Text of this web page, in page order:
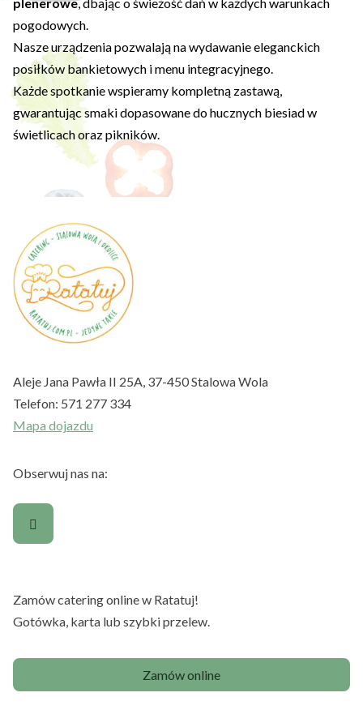
pogodowych.
Nasze urządzenia pozwalają na wydawanie eleganckich
posiłków bankietowych i menu integracyjnego.
Każde spotkanie wspieramy kompletną zastawą,
gwarantując smaki dopasowane do hucznych biesiad w
świetlicach oraz pikników.
Aleje Jana Pawła II 25A, 37-450 Stalowa Wola
Telefon: 571 277 334
Mapa dojazdu
Obserwuj nas na:
Zamów catering online w Ratatuj!
Gotówka, karta lub szybki przelew.
Zamów online